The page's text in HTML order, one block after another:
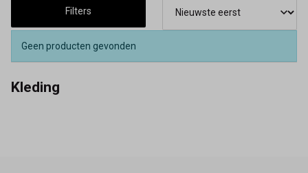
Capisce
Mode
Filters
Geen producten gevonden
Kleding